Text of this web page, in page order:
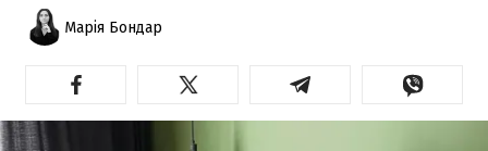
Марія Бондар